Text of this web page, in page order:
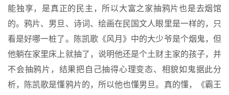
能独享，是真正的民主，所以大富之家抽鸦片也是去烟馆
的。鸦片、男旦、诗词、绘画在民国文人眼里是一样的，只
看是好哪一桩了。陈凯歌《风月》中的大少爷是个烟鬼，但
他躺在家里床上就抽了，说明他还是个土财主家的孩子，并
不会抽鸦片，结果把自己抽得心理变态、相貌如鬼据此分
析，陈凯歌是懂鸦片的，所以他也懂男旦。真的懂，《霸王